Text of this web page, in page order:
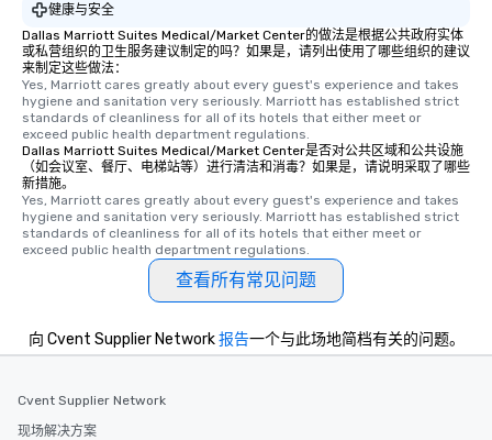
健康与安全
Dallas Marriott Suites Medical/Market Center的做法是根据公共政府实体
或私营组织的卫生服务建议制定的吗？如果是，请列出使用了哪些组织的建议
来制定这些做法：
Yes, Marriott cares greatly about every guest's experience and takes
hygiene and sanitation very seriously. Marriott has established strict
standards of cleanliness for all of its hotels that either meet or
exceed public health department regulations.
Dallas Marriott Suites Medical/Market Center是否对公共区域和公共设施
（如会议室、餐厅、电梯站等）进行清洁和消毒？如果是，请说明采取了哪些
新措施。
Yes, Marriott cares greatly about every guest's experience and takes
hygiene and sanitation very seriously. Marriott has established strict
standards of cleanliness for all of its hotels that either meet or
exceed public health department regulations.
查看所有常见问题
向 Cvent Supplier Network报告一个与此场地简档有关的问题。
Cvent Supplier Network
现场解决方案